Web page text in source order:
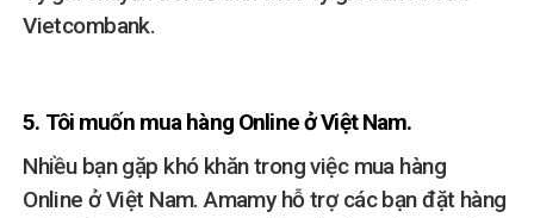
Vietcombank.
5. Tôi muốn mua hàng Online ở Việt Nam.
Nhiều bạn gặp khó khăn trong việc mua hàng
Online ở Việt Nam. Amamy hỗ trợ các bạn đặt hàng